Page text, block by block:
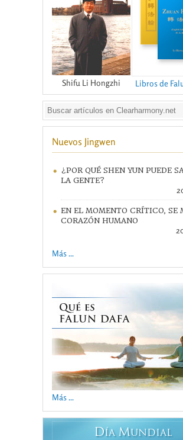
Shifu Li Hongzhi Libros de
Nuevos Jingwen
¿POR QUÉ SHEN YUN PUEDE
LA GENTE?
EN EL MOMENTO CRÍTICO, SE
CORAZÓN HUMANO
Más ...
Más ...
DÍA MUNDIAL